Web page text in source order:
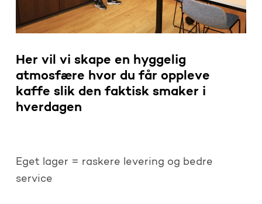
Her vil vi skape en hyggelig
atmosfære hvor du får oppleve
kaffe slik den faktisk smaker i
hverdagen
Eget lager = raskere levering og bedre
service